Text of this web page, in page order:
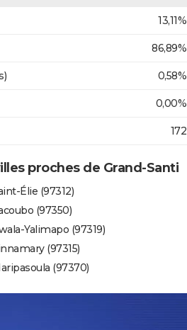
13,11%
86,89%
0,58%
0,00%
172
proches de Grand-Santi
Élie (97312)
(97350)
Yalimapo (97319)
(97315)
(97370)